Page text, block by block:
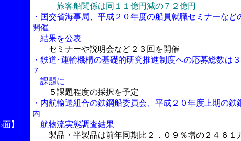
】
旅客船関係は同１１億円減の７２億円
・国交省海事局、平成２０年度の船員就職セミナーなど
開催
結果を公表
セミナーや説明会など２３回を開催
・鉄道･運輸機構の基礎的研究推進制度への応募総数は３
７
課題に
５課題程度の採択を予定
・内航輸送組合の鉄鋼船委員会、平成２０年度上期の鉄
内
航物流実態調査結果
製品・半製品は前年同期比２．０９％増の２４６１